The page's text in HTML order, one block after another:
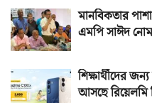
মানবিকতার
এমপি সাঈদ
শিক্ষার্থীদের
আসছে রিয়েলমি